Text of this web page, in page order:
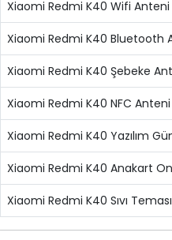
Xiaomi Redmi K40 Wifi
Xiaomi Redmi K40 Bluetooth
Xiaomi Redmi K40 Şebeke
Xiaomi Redmi K40 NFC
Xiaomi Redmi K40 Yazılım
Xiaomi Redmi K40 Anakart
Xiaomi Redmi K40 Sıvı Teması